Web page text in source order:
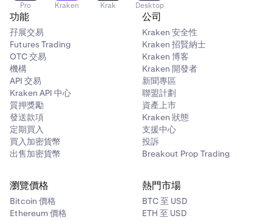
Pro Kraken Krak Desktop
功能
孖展交易
Futures Trading
OTC 交易
機構
API 交易
Kraken API 中心
質押獎勵
發送款項
定期買入
買入加密貨幣
出售加密貨幣
公司
Kraken 安全性
Kraken 招賢納士
Kraken 博客
Kraken 開發者
新聞專區
聯盟計劃
資產上市
Kraken 狀態
支援中心
投訴
Breakout Prop Trading
瀏覽價格
Bitcoin 價格
Ethereum 價格
熱門市場
BTC 至 USD
ETH 至 USD